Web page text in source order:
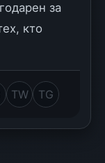
за
кто
TW TG